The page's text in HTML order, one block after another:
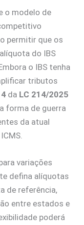
o modelo de
permitir que os
do IBS
o IBS tenha
tributos
da LC 214/2025
forma de guerra
da atual
variações
defina alíquotas
de referência,
entre estados e
poderá